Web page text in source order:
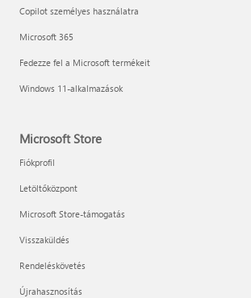
Copilot személyes használatra
Microsoft 365
Fedezze fel a Microsoft termékeit
Windows 11-alkalmazások
Microsoft Store
Fiókprofil
Letöltőközpont
Microsoft Store-támogatás
Visszaküldés
Rendeléskövetés
Újrahasznosítás